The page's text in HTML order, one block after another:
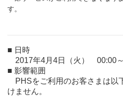
す。
■ 日時
2017年4月4日（火） 00:00
■ 影響範囲
PHSをご利用のお客さまは以
けません。